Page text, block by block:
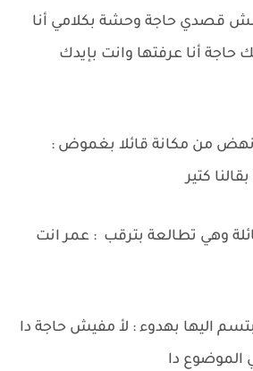
مش قصدي حاجة وحشة بكلامي أنا
أنا عرفتها وانت بإيدك
نهض من مكانة قائلا بغموض :
كتير
وهي تطالعة بترقب : عمر انت
اليها بهدوء : لأ مفيش حاجة دا
دا